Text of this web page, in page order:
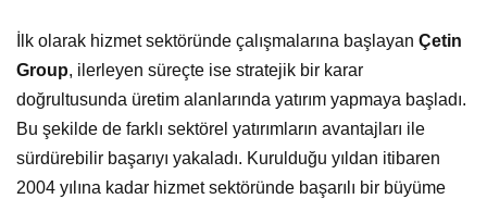
İlk olarak hizmet sektöründe çalışmalarına başlayanÇetin
Group, ilerleyen süreçte ise stratejik bir karar
doğrultusunda üretim alanlarında yatırım yapmaya başladı.
Bu şekilde de farklı sektörel yatırımların avantajları ile
sürdürebilir başarıyı yakaladı. Kurulduğu yıldan itibaren
2004 yılına kadar hizmet sektöründe başarılı bir büyüme